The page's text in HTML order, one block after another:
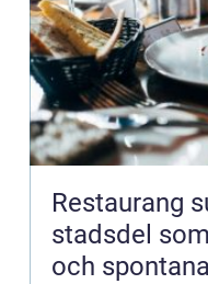
Restaurang
stadsdel
och